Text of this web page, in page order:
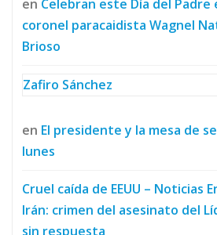
en Celebran este Día del Padre
coronel paracaidista Wagnel
Brioso
Zafiro Sánchez
en El presidente y la mesa de
lunes
Cruel caída de EEUU – Noticias
Irán: crimen del asesinato del
sin respuesta